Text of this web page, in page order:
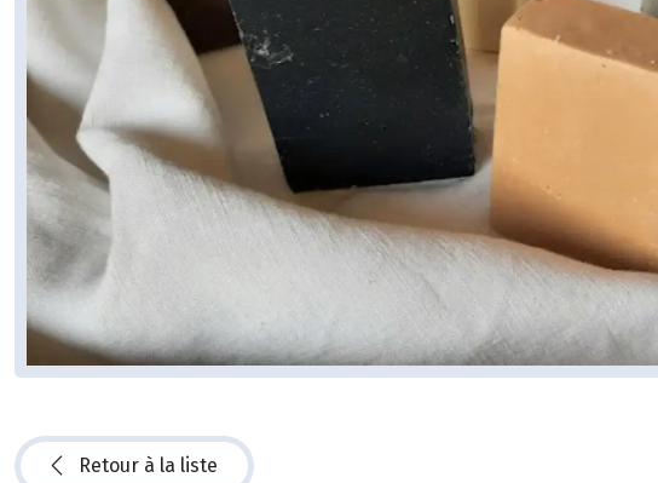
Retour à la liste